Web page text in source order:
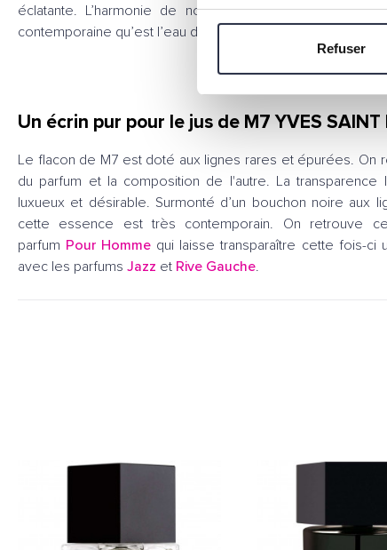
Refuser
éclatante. L’harmonie de notes de diverses natures
contemporaine qu’est l’eau de toilette YSL M7, un parfum à
Un écrin pur pour le jus de M7 YVES SAINT
Le flacon de M7 est doté aux lignes rares et épurées. On
du parfum et la composition de l'autre. La
luxueux et désirable. Surmonté d’un bouchon noire aux
cette essence est très contemporain. On retrouve
parfum Pour Homme qui laisse transparaître cette fois-ci
avec les parfums Jazz et Rive Gauche.